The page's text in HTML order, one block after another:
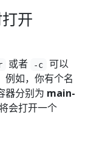
开
或者 -c
可以
例如，你有个名
器分别为 main-
会打开一个